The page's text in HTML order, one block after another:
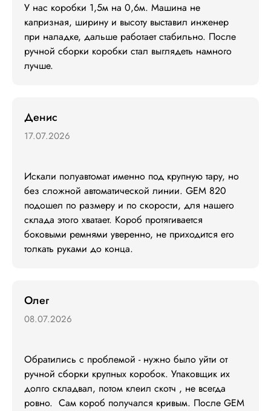
У нас коробки 1,5м на 0,6м. Машина не
капризная, ширину и высоту выставил инженер
при наладке, дальше работает стабильно. После
ручной сборки коробки стал выглядеть намного
лучше.
Денис
17.07.2026
Искали полуавтомат именно под крупную тару, но
без сложной автоматической линии. GEM 820
подошел по размеру и по скорости, для нашего
склада этого хватает. Короб протягивается
боковыми ремнями уверенно, не приходится его
толкать руками до конца.
Олег
08.07.2026
Обратились с проблемой - нужно было уйти от
ручной сборки крупных коробок. Упаковщик их
долго складвал, потом клеил скотч , не всегда
ровно.  Сам короб получался кривым. После GEM